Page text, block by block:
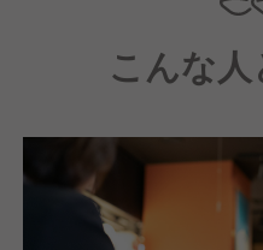
そんな酒場には、人の体
こんな